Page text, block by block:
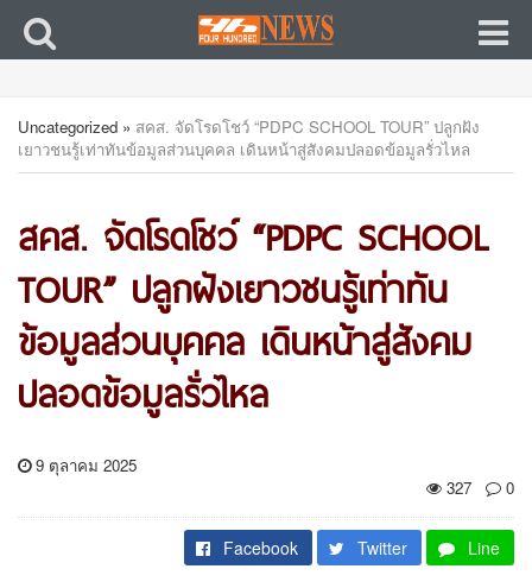
Uncategorized » สคส. จัดโรดโชว์ “PDPC SCHOOL TOUR” ปลูกฝัง
เยาวชนรู้เท่าทันข้อมูลส่วนบุคคล เดินหน้าสู่สังคมปลอดข้อมูลรั่วไหล
สคส. จัดโรดโชว์ “PDPC SCHOOL
TOUR” ปลูกฝังเยาวชนรู้เท่าทัน
ข้อมูลส่วนบุคคล เดินหน้าสู่สังคม
ปลอดข้อมูลรั่วไหล
9 ตุลาคม 2025
327
0
Facebook Twitter Line